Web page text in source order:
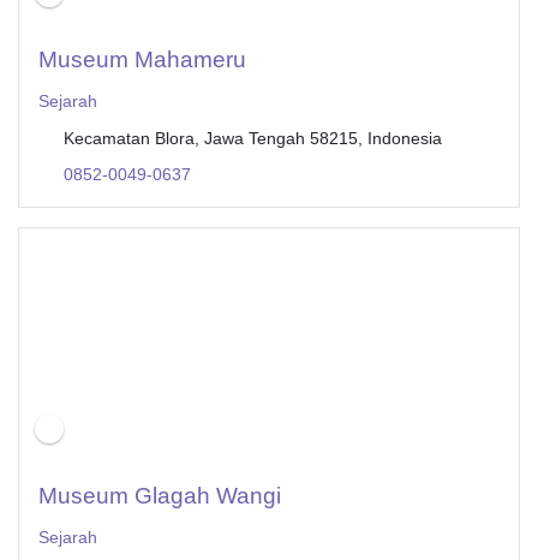
Museum Mahameru
Sejarah
Kecamatan Blora, Jawa Tengah 58215, Indonesia
0852-0049-0637
Museum Glagah Wangi
Sejarah